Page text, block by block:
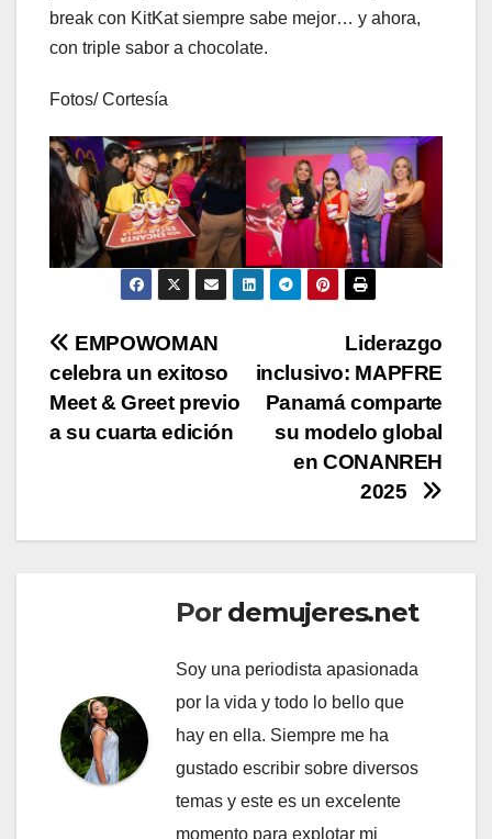
break con KitKat siempre sabe mejor… y ahora,
con triple sabor a chocolate.
Fotos/ Cortesía
Navegación
de
entradas
Liderazgo
inclusivo: MAPFRE
Panamá comparte
su modelo global
en CONANREH
2025
EMPOWOMAN
celebra un exitoso
Meet & Greet previo
a su cuarta edición
Por demujeres.net
Soy una periodista apasionada
por la vida y todo lo bello que
hay en ella. Siempre me ha
gustado escribir sobre diversos
temas y este es un excelente
momento para explotar mi